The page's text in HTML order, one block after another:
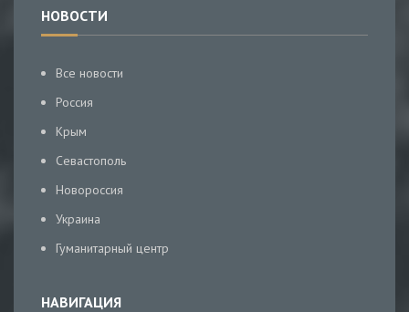
НОВОСТИ
Все новости
Россия
Крым
Севастополь
Новороссия
Украина
Гуманитарный центр
НАВИГАЦИЯ